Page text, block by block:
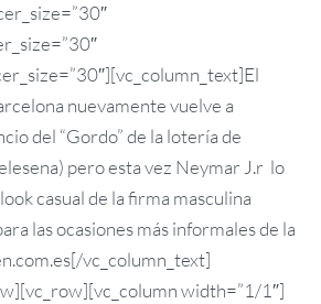
nuevamente vuelve a
del “Gordo” de la lotería de
pero esta vez Neymar J.r lo
casual de la firma masculina
las ocasiones más informales de la
vc_column_text]
width=”1/1″]